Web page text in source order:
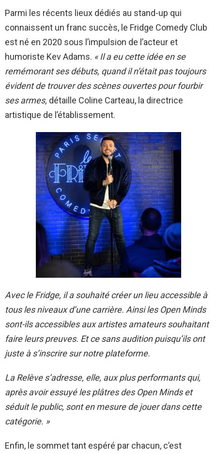
Parmi les récents lieux dédiés au stand-up qui
connaissent un franc succès, le Fridge Comedy Club
est né en 2020 sous l’impulsion de l’acteur et
humoriste Kev Adams. « Il a eu cette idée en se
remémorant ses débuts, quand il n’était pas toujours
évident de trouver des scènes ouvertes pour fourbir
ses armes, détaille Coline Carteau, la directrice
artistique de l’établissement.
Avec le Fridge, il a souhaité créer un lieu accessible à
tous les niveaux d’une carrière. Ainsi les Open Minds
sont-ils accessibles aux artistes amateurs souhaitant
faire leurs preuves. Et ce sans audition puisqu’ils ont
juste à s’inscrire sur notre plateforme.
La Relève s’adresse, elle, aux plus performants qui,
après avoir essuyé les plâtres des Open Minds et
séduit le public, sont en mesure de jouer dans cette
catégorie. »
Enfin, le sommet tant espéré par chacun, c’est